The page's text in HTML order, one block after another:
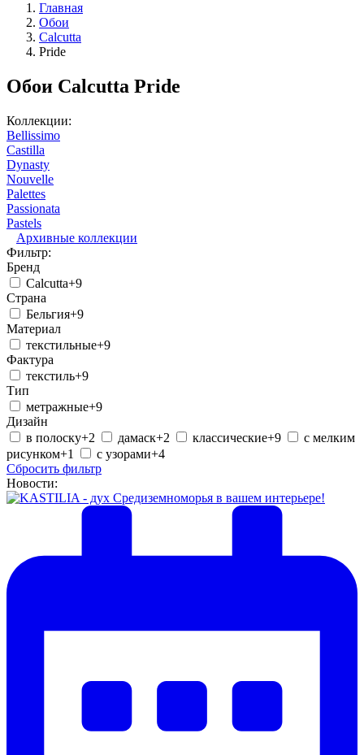
Главная
Обои
Calcutta
Pride
Обои Calcutta Pride
Коллекции:
Bellissimo
Castilla
Dynasty
Nouvelle
Palettes
Passionata
Pastels
Архивные коллекции
Фильтр:
Бренд
Calcutta+9
Страна
Бельгия+9
Материал
текстильные+9
Фактура
текстиль+9
Тип
метражные+9
Дизайн
в полоску+2 дамаск+2 классические+9
с мелким
рисунком+1 с узорами+4
Сбросить фильтр
Новости: